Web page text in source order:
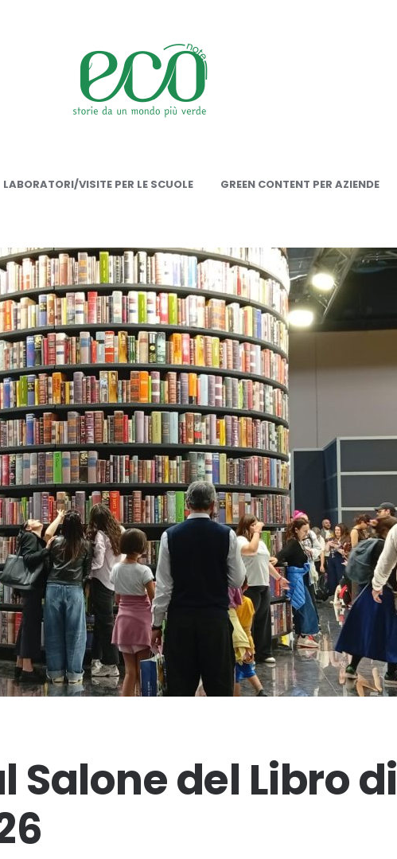
LABORATORI/VISITE PER LE SCUOLE GREEN CONTENT PER AZIENDE
Salone del Libro di